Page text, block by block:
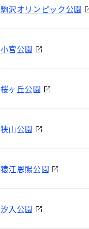
駒沢オリンピック公園
小宮公園
桜ヶ丘公園
狭山公園
猿江恩賜公園
汐入公園